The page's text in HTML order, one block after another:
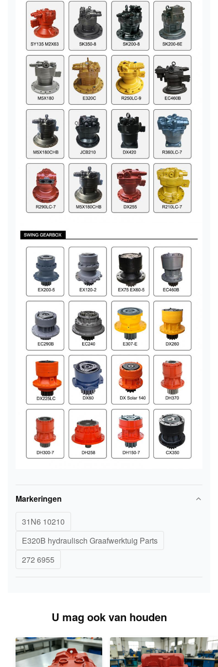
Markeringen
31N6 10210
E320B hydraulisch Graafwerktuig Parts
272 6955
U mag ook van houden